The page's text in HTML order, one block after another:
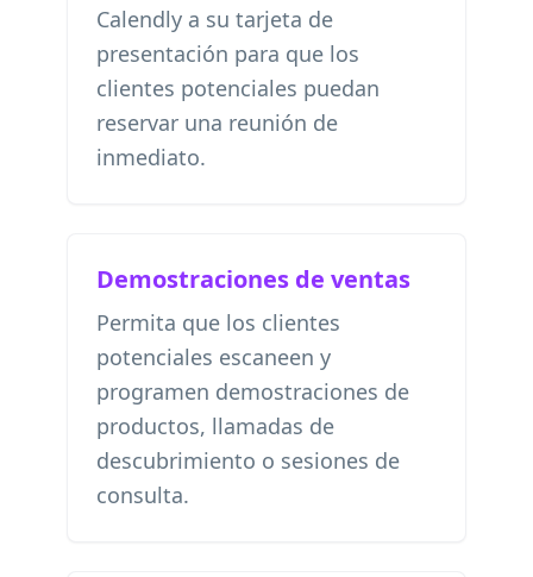
Calendly a su tarjeta de
presentación para que los
clientes potenciales puedan
reservar una reunión de
inmediato.
Demostraciones de ventas
Permita que los clientes
potenciales escaneen y
programen demostraciones de
productos, llamadas de
descubrimiento o sesiones de
consulta.